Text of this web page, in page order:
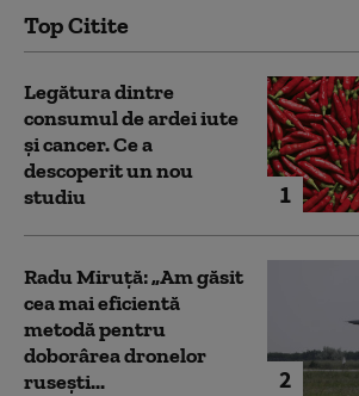
Top Citite
1
Legătura dintre
consumul de ardei iute
și cancer. Ce a
descoperit un nou
studiu
2
Radu Miruță: „Am găsit
cea mai eficientă
metodă pentru
doborârea dronelor
rusești...